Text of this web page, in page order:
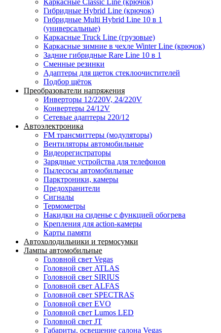
Каркасные Classic Line (крючок)
Гибридные Hybrid Line (крючок)
Гибридные Multi Hybrid Line 10 в 1
(универсальные)
Каркасные Truck Line (грузовые)
Каркасные зимние в чехле Winter Line (крючок)
Задние гибридные Rare Line 10 в 1
Сменные резинки
Адаптеры для щеток стеклоочистителей
Подбор щёток
Преобразователи напряжения
Инверторы 12/220V, 24/220V
Конвертеры 24/12V
Сетевые адаптеры 220/12
Автоэлектроника
FM трансмиттеры (модуляторы)
Вентиляторы автомобильные
Видеорегистраторы
Зарядные устройства для телефонов
Пылесосы автомобильные
Парктроники, камеры
Предохранители
Сигналы
Термометры
Накидки на сиденье с функцией обогрева
Крепления для action-камеры
Карты памяти
Автохолодильники и термосумки
Лампы автомобильные
Головной свет Vegas
Головной свет ATLAS
Головной свет SIRIUS
Головной свет ALFAS
Головной свет SPECTRAS
Головной свет EVO
Головной свет Lumos LED
Головной свет JT
Габариты, освещение салона Vegas